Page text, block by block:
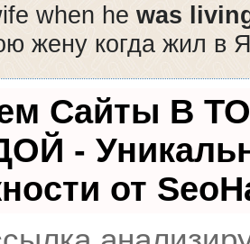
when he was
жену когда жил в
Сайты В
-
от